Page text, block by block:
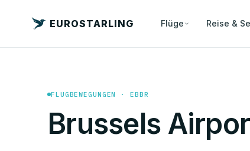
EUROSTARLING Flüge Reise &
FLUGBEWEGUNGEN · EBBR
Brussels